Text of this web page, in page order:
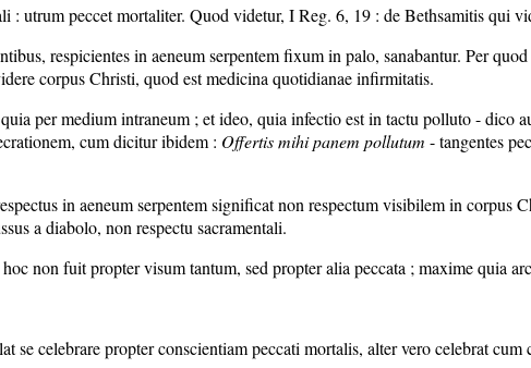
utrum peccet mortaliter. Quod videtur, I Reg. 6, 19 : de Bethsamitis qui
respicientes in aeneum serpentem fixum in palo, sanabantur. Per
corpus Christi, quod est medicina quotidianae infirmitatis.
per medium intraneum ; et ideo, quia infectio est in tactu polluto - dico
cum dicitur ibidem : Offertis mihi panem pollutum - tangentes
in aeneum serpentem significat non respectum visibilem in corpus
a diabolo, non respectu sacramentali.
non fuit propter visum tantum, sed propter alia peccata ; maxime quia
se celebrare propter conscientiam peccati mortalis, alter vero celebrat